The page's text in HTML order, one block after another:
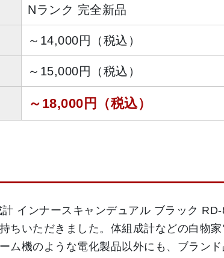
Nランク 完全新品
～14,000円（税込）
～15,000円（税込）
～18,000円（税込）
インナースキャンデュアル ブラック
ちいただきました。体組成計などの白物
ム機のような電化製品以外にも、ブラン